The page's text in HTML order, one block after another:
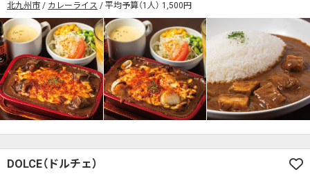
北九州市 カレーライス 平均予算（1人） 1,500円
DOLCE（ドルチェ）